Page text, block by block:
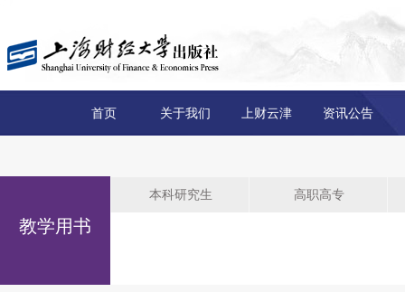
首页 关于我们 上财云津 资讯公告
教学用书
本科研究生 高职高专